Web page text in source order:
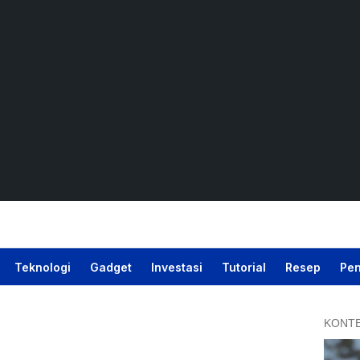
Teknologi Gadget Investasi Tutorial Resep